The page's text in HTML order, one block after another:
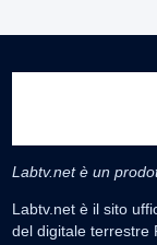
Labtv.net è un
Labtv.net è il sito
del digitale terrestre